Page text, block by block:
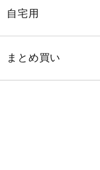
自宅用
まとめ買い